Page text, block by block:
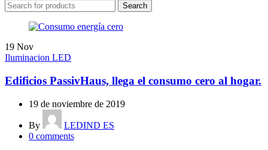
Search
19 Nov
Iluminacion LED
Edificios PassivHaus, llega el consumo cero al hogar.
19 de noviembre de 2019
By
LEDIND ES
0 comments